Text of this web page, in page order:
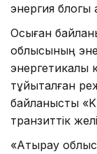
энергия
Осыған
облысының
тұйықталған
байланысты
транзиттік
«Атырау